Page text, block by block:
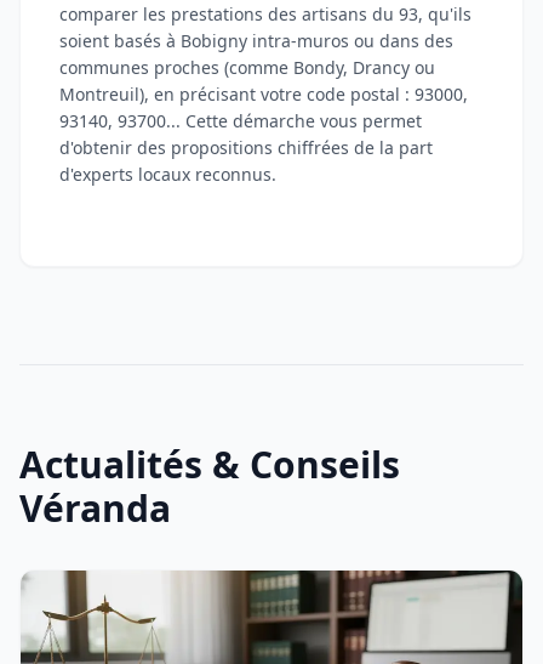
comparer les prestations des artisans du 93, qu'ils
soient basés à Bobigny intra-muros ou dans des
communes proches (comme Bondy, Drancy ou
Montreuil), en précisant votre code postal : 93000,
93140, 93700... Cette démarche vous permet
d'obtenir des propositions chiffrées de la part
d'experts locaux reconnus.
Actualités & Conseils
Véranda